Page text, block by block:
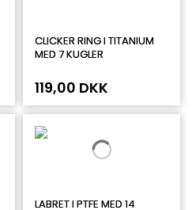
CLICKER RING I TITANIUM
MED 7 KUGLER
119,00 DKK
LABRET I PTFE MED 14